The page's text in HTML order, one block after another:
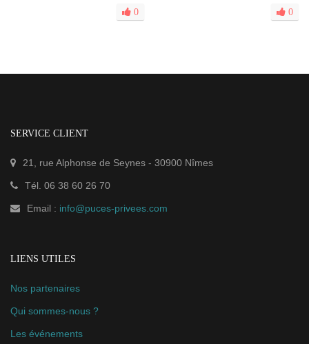
0 0
SERVICE CLIENT
21, rue Alphonse de Seynes - 30900 Nîmes
Tél. 06 38 60 26 70
Email : info@puces-privees.com
LIENS UTILES
Nos partenaires
Qui sommes-nous ?
Les événements